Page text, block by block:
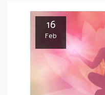
16
Feb